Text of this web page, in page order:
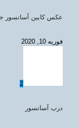
عکس کابین آسانسور
فوریه 10, 2020
2
درب آسانسور